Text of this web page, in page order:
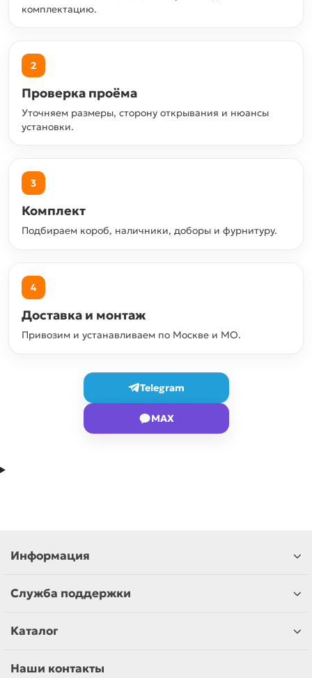
комплектацию.
2
Проверка проёма
Уточняем размеры, сторону открывания и нюансы
установки.
3
Комплект
Подбираем короб, наличники, доборы и фурнитуру.
4
Доставка и монтаж
Привозим и устанавливаем по Москве и МО.
Telegram
MAX
Информация
Служба поддержки
Каталог
Наши контакты